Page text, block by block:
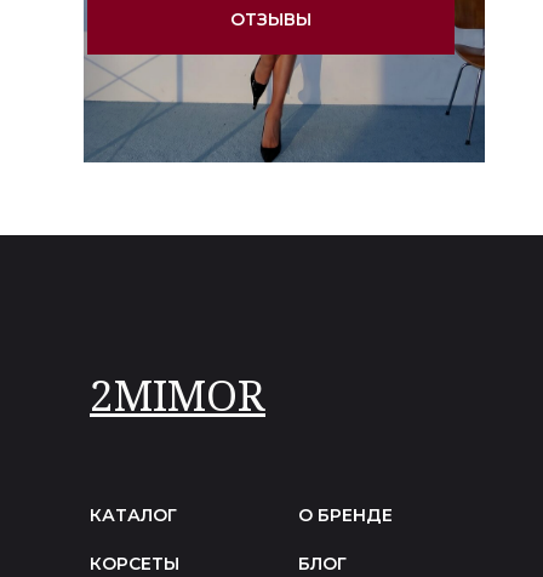
ОТЗЫВЫ
КАТАЛОГ
КОРСЕТЫ
О БРЕНДЕ
БЛОГ
2MIMOR